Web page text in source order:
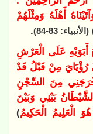
أَهْلَهُ وَمِثْلَهُمْ
(الأنبياء: 83-84)
.
أَبَوَيْهِ عَلَى الْعَرْشِ
رُؤْيَايَ مِنْ قَبْلُ قَدْ
مِنَ السِّجْنِ
بَيْنِي وَبَيْنَ
الْعَلِيمُ الْحَكِيمُ)